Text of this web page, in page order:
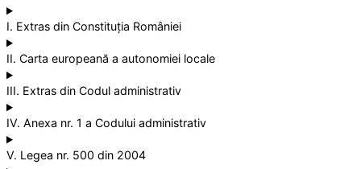
I. Extras din Constituția României
II. Carta europeană a autonomiei locale
III. Extras din Codul administrativ
IV. Anexa nr. 1 a Codului administrativ
V. Legea nr. 500 din 2004